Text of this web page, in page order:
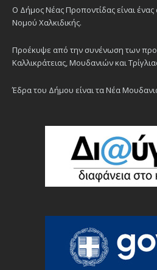
Ο Δήμος Νέας Προποντίδας είναι
Νομού Χαλκιδικής.
Προέκυψε από την συνένωση των
Καλλικράτειας, Μουδανιών και
Έδρα του Δήμου είναι τα Νέα